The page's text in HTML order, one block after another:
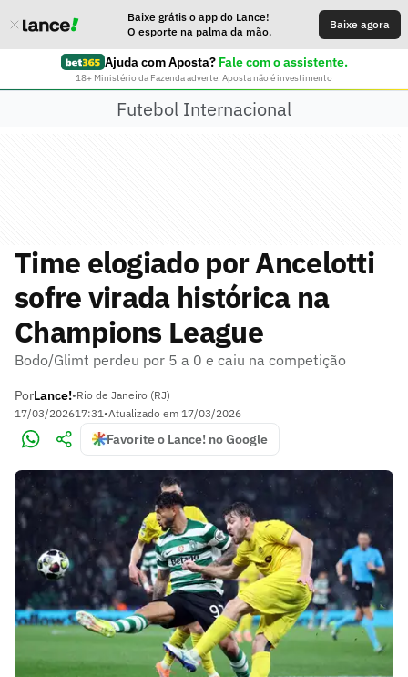
Baixe grátis o app do Lance!
O esporte na palma da mão.
Baixe agora
Ajuda com Aposta? Fale com o assistente.
18+ Ministério da Fazenda adverte: Aposta não é investimento
Futebol Internacional
Time elogiado por Ancelotti
sofre virada histórica na
Champions League
Bodo/Glimt perdeu por 5 a 0 e caiu na competição
PorLance!•Rio de Janeiro (RJ)
17/03/202617:31•Atualizado em 17/03/2026
Favorite o Lance! no Google